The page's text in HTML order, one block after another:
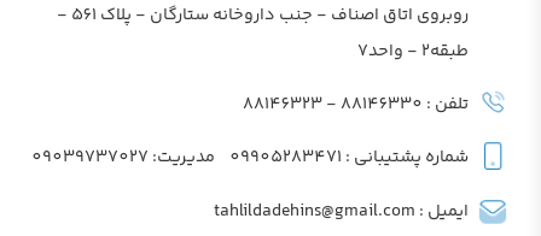
روبروی اتاق اصناف - جنب داروخانه ستارگان - پلاک 561 -
طبقه2 - واحد7
تلفن : 88146330 - 88146323
شماره پشتیبانی : 09905283471 مدیریت: 09039737027
ایمیل : tahlildadehins@gmail.com